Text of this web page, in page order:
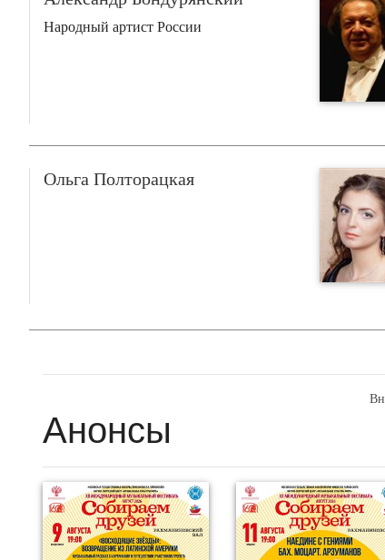
Народный артист России
Ольга Полторацкая
Анонсы